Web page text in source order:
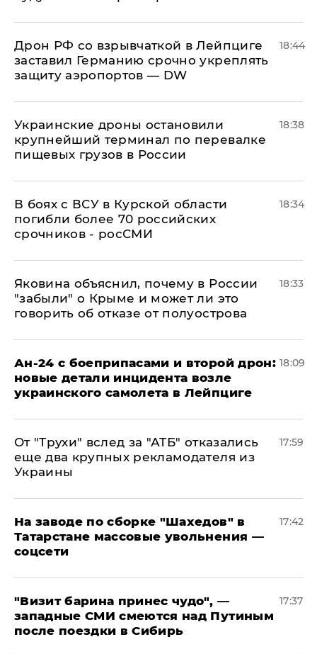
​Дрон РФ со взрывчаткой в Лейпциге
заставил Германию срочно укреплять
защиту аэропортов — DW
18:44
Украинские дроны остановили
крупнейший терминал по перевалке
пищевых грузов в России
18:38
В боях с ВСУ в Курской области
погибли более 70 российских
срочников - росСМИ
18:34
Яковина объяснил, почему в России
"забыли" о Крыме и может ли это
говорить об отказе от полуострова
18:33
Ан-24 с боеприпасами и второй дрон:
новые детали инцидента возле
украинского самолета в Лейпциге
18:09
От "Трухи" вслед за "АТБ" отказались
еще два крупных рекламодателя из
Украины
17:59
На заводе по сборке "Шахедов" в
Татарстане массовые увольнения —
соцсети
17:42
"Визит барина принес чудо", —
западные СМИ смеются над Путиным
после поездки в Сибирь
17:37